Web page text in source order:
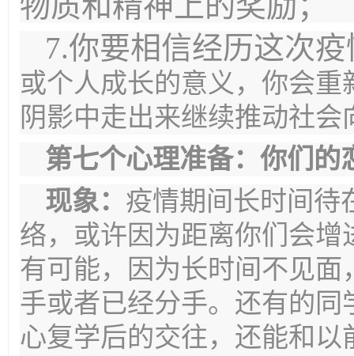
7.你要相信经历这次
或个人成长的意义， 你会重
阴影中走出来继续推动社会
第七个心理准备： 你们的
现象： 疫情期间长时间待
络，或许因为距离你们会
有可能，因为长时间不见
手或者已经分手。还有的
心复学后的交往，还能和